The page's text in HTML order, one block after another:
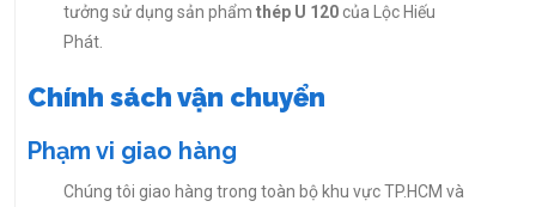
tưởng sử dụng sản phẩm thép U 120của Lộc Hiếu
Phát.
Chính sách vận chuyển
Phạm vi giao hàng
Chúng tôi giao hàng trong toàn bộ khu vực TP.HCM và